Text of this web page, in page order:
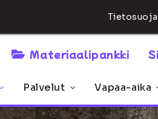
Tietosuoja
Materiaalipankki
Palvelut Vapaa-aika